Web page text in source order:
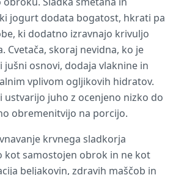
jogurt dodata bogatost, hkrati pa
ki dodatno izravnajo krivuljo
Cvetača, skoraj nevidna, ko je
jušni osnovi, dodaja vlaknine in
vplivom ogljikovih hidratov.
ustvarijo juho z ocenjeno nizko do
obremenitvijo na porcijo.
krvnega sladkorja
kot samostojen obrok in ne kot
beljakovin, zdravih maščob in